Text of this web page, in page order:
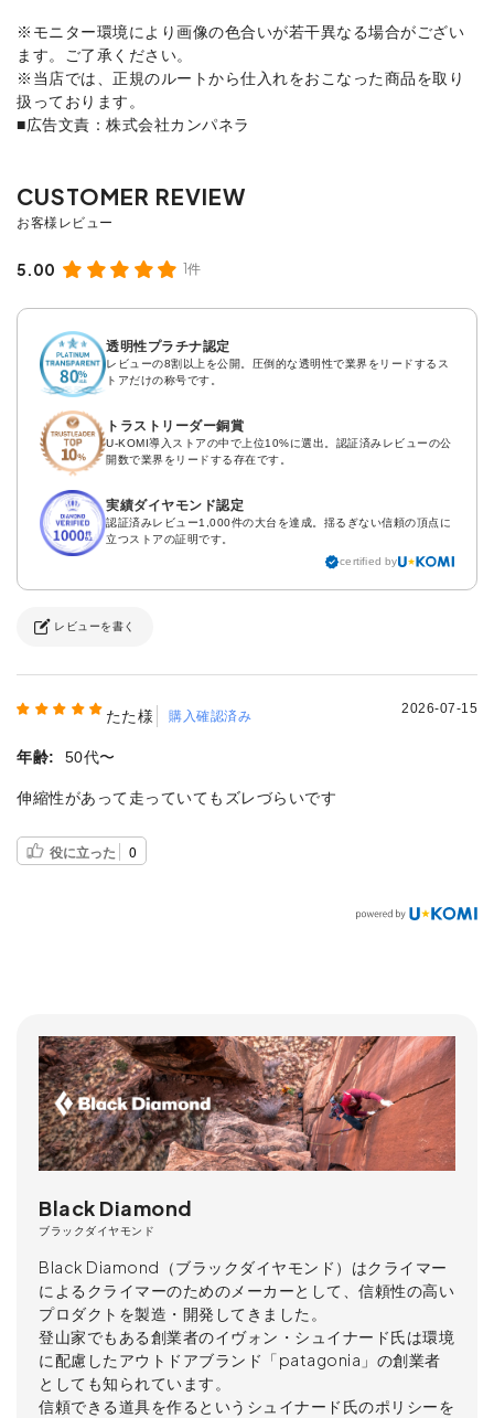
※モニター環境により画像の色合いが若干異なる場合がござい
ます。ご了承ください。
※当店では、正規のルートから仕入れをおこなった商品を取り
扱っております。
■広告文責：株式会社カンパネラ
5.00 1件
透明性プラチナ認定
レビューの8割以上を公開。圧倒的な透明性で業界をリードするス
トアだけの称号です。
トラストリーダー銅賞
U-KOMI導入ストアの中で上位10%に選出。認証済みレビューの公
開数で業界をリードする存在です。
実績ダイヤモンド認定
認証済みレビュー1,000件の大台を達成。揺るぎない信頼の頂点に
立つストアの証明です。
certified by
レビューを書く
たた様 購入確認済み 2026-07-15
年齢: 50代〜
伸縮性があって走っていてもズレづらいです
役に立った 0
Black Diamond
ブラックダイヤモンド
Black Diamond（ブラックダイヤモンド）はクライマー
によるクライマーのためのメーカーとして、信頼性の高い
プロダクトを製造・開発してきました。
登山家でもある創業者のイヴォン・シュイナード氏は環境
に配慮したアウトドアブランド「patagonia」の創業者
としても知られています。
信頼できる道具を作るというシュイナード氏のポリシーを